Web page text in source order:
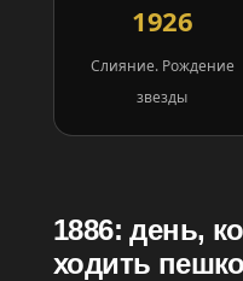
1926
Слияние. Рождение
звезды
1886: день,
ходить